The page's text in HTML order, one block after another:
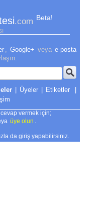
.com Beta!
Google+ veya e-posta
| Üyeler | Etiketler
|
vermek için;
üye olun
da giriş yapabilirsiniz.